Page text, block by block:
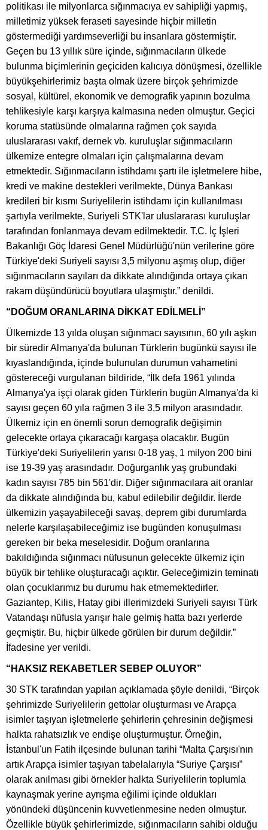
politikası ile milyonlarca sığınmacıya ev sahipliği yapmış,
milletimiz yüksek feraseti sayesinde hiçbir milletin
göstermediği yardımseverliği bu insanlara göstermiştir.
Geçen bu 13 yıllık süre içinde, sığınmacıların ülkede
bulunma biçimlerinin geçiciden kalıcıya dönüşmesi, özellikle
büyükşehirlerimiz başta olmak üzere birçok şehrimizde
sosyal, kültürel, ekonomik ve demografik yapının bozulma
tehlikesiyle karşı karşıya kalmasına neden olmuştur. Geçici
koruma statüsünde olmalarına rağmen çok sayıda
uluslararası vakıf, dernek vb. kuruluşlar sığınmacıların
ülkemize entegre olmaları için çalışmalarına devam
etmektedir. Sığınmacıların istihdamı şartı ile işletmelere hibe,
kredi ve makine destekleri verilmekte, Dünya Bankası
kredileri bir kısmı Suriyelilerin istihdamı için kullanılması
şartıyla verilmekte, Suriyeli STK'lar uluslararası kuruluşlar
tarafından fonlanmaya devam edilmektedir. T.C. İç İşleri
Bakanlığı Göç İdaresi Genel Müdürlüğü'nün verilerine göre
Türkiye'deki Suriyeli sayısı 3,5 milyonu aşmış olup, diğer
sığınmacıların sayıları da dikkate alındığında ortaya çıkan
rakam düşündürücü boyutlara ulaşmıştır.” denildi.
“DOĞUM ORANLARINA DİKKAT EDİLMELİ”
Ülkemizde 13 yılda oluşan sığınmacı sayısının, 60 yılı aşkın
bir süredir Almanya'da bulunan Türklerin bugünkü sayısı ile
kıyaslandığında, içinde bulunulan durumun vahametini
göstereceği vurgulanan bildiride, “İlk defa 1961 yılında
Almanya'ya işçi olarak giden Türklerin bugün Almanya'da ki
sayısı geçen 60 yıla rağmen 3 ile 3,5 milyon arasındadır.
Ülkemiz için en önemli sorun demografik değişimin
gelecekte ortaya çıkaracağı kargaşa olacaktır. Bugün
Türkiye'deki Suriyelilerin yarısı 0-18 yaş, 1 milyon 200 bini
ise 19-39 yaş arasındadır. Doğurganlık yaş grubundaki
kadın sayısı 785 bin 561'dir. Diğer sığınmacılara ait oranlar
da dikkate alındığında bu, kabul edilebilir değildir. İlerde
ülkemizin yaşayabileceği savaş, deprem gibi durumlarda
nelerle karşılaşabileceğimiz ise bugünden konuşulması
gereken bir beka meselesidir. Doğum oranlarına
bakıldığında sığınmacı nüfusunun gelecekte ülkemiz için
büyük bir tehlike oluşturacağı açıktır. Geleceğimizin teminatı
olan çocuklarımız bu durumu hak etmemektedirler.
Gaziantep, Kilis, Hatay gibi illerimizdeki Suriyeli sayısı Türk
Vatandaşı nüfusla yarışır hale gelmiş hatta bazı yerlerde
geçmiştir. Bu, hiçbir ülkede görülen bir durum değildir.”
İfadesine yer verildi.
“HAKSIZ REKABETLER SEBEP OLUYOR”
30 STK tarafından yapılan açıklamada şöyle denildi, “Birçok
şehrimizde Suriyelilerin gettolar oluşturması ve Arapça
isimler taşıyan işletmelerle şehirlerin çehresinin değişmesi
halkta rahatsızlık ve endişe oluşturmuştur. Örneğin,
İstanbul'un Fatih ilçesinde bulunan tarihi “Malta Çarşısı'nın
artık Arapça isimler taşıyan tabelalarıyla “Suriye Çarşısı”
olarak anılması gibi örnekler halkta Suriyelilerin toplumla
kaynaşmak yerine ayrışma eğilimi içinde oldukları
yönündeki düşüncenin kuvvetlenmesine neden olmuştur.
Özellikle büyük şehirlerimizde, sığınmacıların sahibi olduğu